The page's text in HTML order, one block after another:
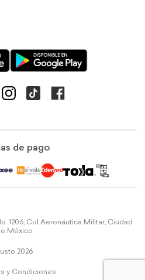
de pago
1206, Col Aeronáutica Militar, Ciudad
México
2026
y Condiciones